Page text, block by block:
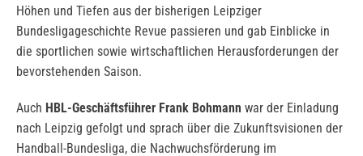
Höhen und Tiefen aus der bisherigen Leipziger
Bundesligageschichte Revue passieren und gab Einblicke in
die sportlichen sowie wirtschaftlichen Herausforderungen der
bevorstehenden Saison.
Auch HBL-Geschäftsführer Frank Bohmann war der Einladung
nach Leipzig gefolgt und sprach über die Zukunftsvisionen der
Handball-Bundesliga, die Nachwuchsförderung im